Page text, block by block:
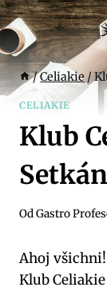
/Celiakie /
CELIAKIE
Klub
OdGastro
Ahoj
Klub